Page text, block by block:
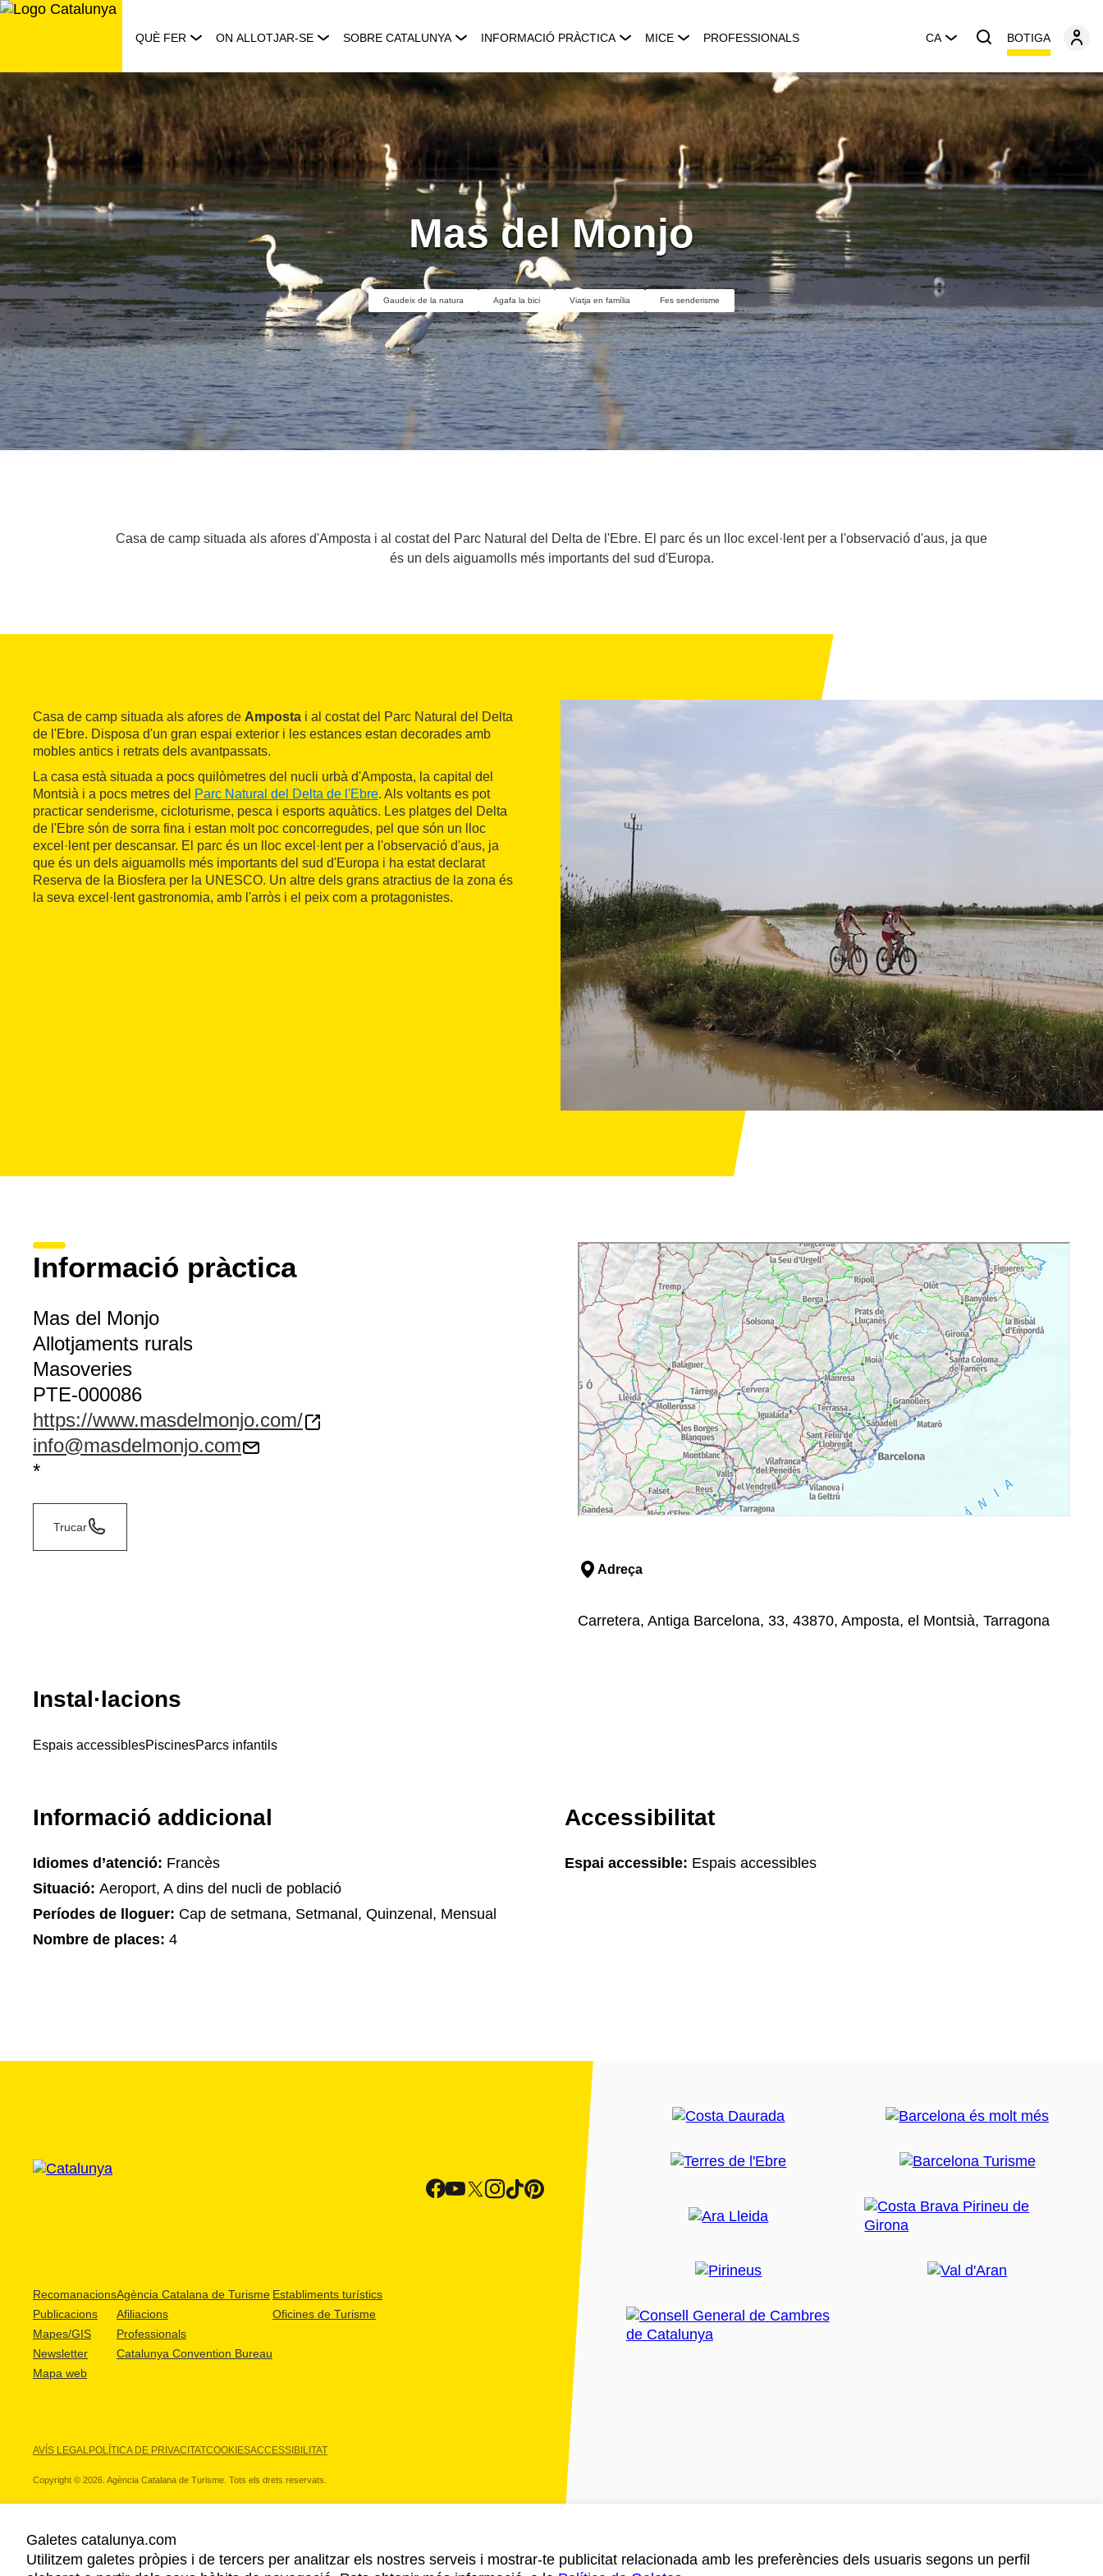
Saltar
QUÈ FER ON ALLOTJAR-SE SOBRE CATALUNYA INFORMACIÓ PRÀCTICA MICE PROFESSIONALS CA BOTIGA
Mas del Monjo
Gaudeix de la natura Agafa la bici Viatja en família Fes senderisme
Casa de camp situada als afores d'Amposta i al costat del Parc Natural del Delta de l'Ebre. El parc és un lloc excel·lent per a l'observació d'aus, ja que
és un dels aiguamolls més importants del sud d'Europa.
Casa de camp situada als afores de Amposta i al costat del Parc Natural del Delta
de l'Ebre. Disposa d'un gran espai exterior i les estances estan decorades amb
mobles antics i retrats dels avantpassats.
La casa està situada a pocs quilòmetres del nucli urbà d'Amposta, la capital del
Montsià i a pocs metres del Parc Natural del Delta de l'Ebre. Als voltants es pot
practicar senderisme, cicloturisme, pesca i esports aquàtics. Les platges del Delta
de l'Ebre són de sorra fina i estan molt poc concorregudes, pel que són un lloc
excel·lent per descansar. El parc és un lloc excel·lent per a l'observació d'aus, ja
que és un dels aiguamolls més importants del sud d'Europa i ha estat declarat
Reserva de la Biosfera per la UNESCO. Un altre dels grans atractius de la zona és
la seva excel·lent gastronomia, amb l'arròs i el peix com a protagonistes.
Informació pràctica
Mas del Monjo
Allotjaments rurals
Masoveries
PTE-000086
https://www.masdelmonjo.com/
info@masdelmonjo.com
*
Trucar
Adreça
Carretera, Antiga Barcelona, 33, 43870, Amposta, el Montsià, Tarragona
Instal·lacions
Espais accessiblesPiscinesParcs infantils
Informació addicional
Idiomes d’atenció: Francès
Situació: Aeroport, A dins del nucli de població
Períodes de lloguer: Cap de setmana, Setmanal, Quinzenal, Mensual
Nombre de places: 4
Accessibilitat
Espai accessible: Espais accessibles
Recomanacions
Publicacions
Mapes/GIS
Newsletter
Mapa web
Agència Catalana de Turisme
Afiliacions
Professionals
Catalunya Convention Bureau
Establiments turístics
Oficines de Turisme
AVÍS LEGALPOLÍTICA DE PRIVACITATCOOKIESACCESSIBILITAT
Copyright © 2026. Agència Catalana de Turisme. Tots els drets reservats.
ELS NOSTRES PARTNERS
Galetes catalunya.com
Utilitzem galetes pròpies i de tercers per analitzar els nostres serveis i mostrar-te publicitat relacionada amb les preferències dels usuaris segons un perfil